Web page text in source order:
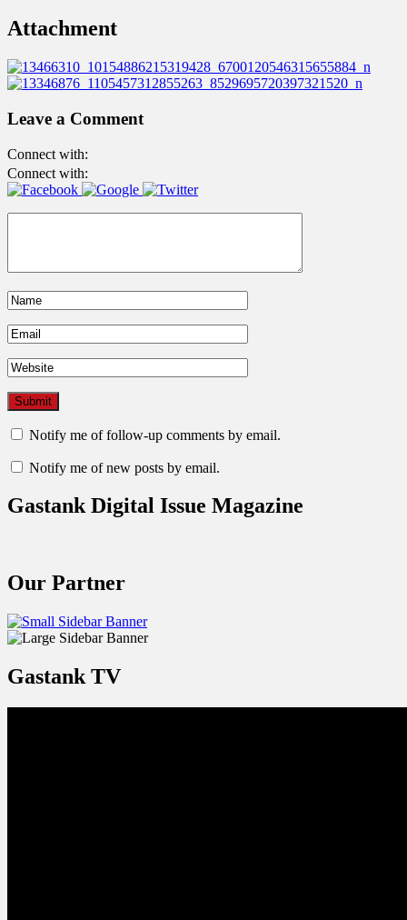
Attachment
Leave a Comment
Connect with:
Connect with:
Notify me of follow-up comments by email.
Notify me of new posts by email.
Gastank Digital Issue Magazine
Our Partner
Gastank TV